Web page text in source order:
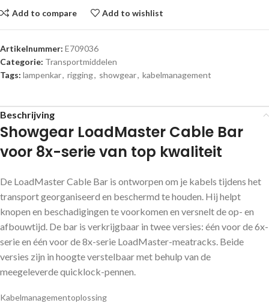
Add to compare Add to wishlist
Artikelnummer: E709036
Categorie: Transportmiddelen
Tags: lampenkar, rigging, showgear, kabelmanagement
Beschrijving
Showgear LoadMaster Cable Bar
voor 8x-serie van top kwaliteit
De LoadMaster Cable Bar is ontworpen om je kabels tijdens het
transport georganiseerd en beschermd te houden. Hij helpt
knopen en beschadigingen te voorkomen en versnelt de op- en
afbouwtijd. De bar is verkrijgbaar in twee versies: één voor de 6x-
serie en één voor de 8x-serie LoadMaster-meatracks. Beide
versies zijn in hoogte verstelbaar met behulp van de
meegeleverde quicklock-pennen.
Kabelmanagementoplossing